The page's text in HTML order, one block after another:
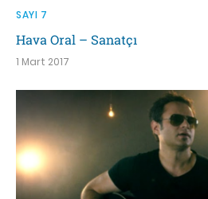
SAYI 7
Hava Oral – Sanatçı
1 Mart 2017